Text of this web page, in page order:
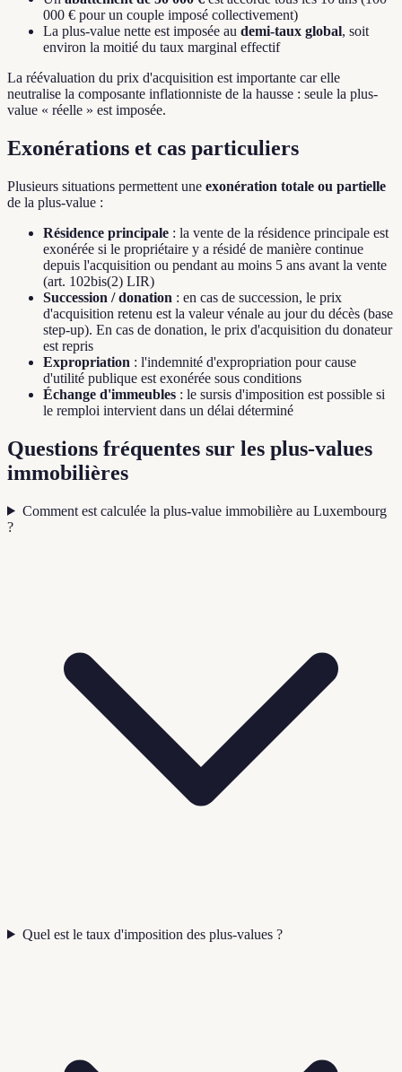
000 € pour un couple imposé collectivement)
La plus-value nette est imposée au demi-taux global, soit
environ la moitié du taux marginal effectif
La réévaluation du prix d'acquisition est importante car elle
neutralise la composante inflationniste de la hausse : seule la plus-
value « réelle » est imposée.
Exonérations et cas particuliers
Plusieurs situations permettent une exonération totale ou partielle
de la plus-value :
Résidence principale : la vente de la résidence principale est
exonérée si le propriétaire y a résidé de manière continue
depuis l'acquisition ou pendant au moins 5 ans avant la vente
(art. 102bis(2) LIR)
Succession / donation : en cas de succession, le prix
d'acquisition retenu est la valeur vénale au jour du décès (base
step-up). En cas de donation, le prix d'acquisition du donateur
est repris
Expropriation : l'indemnité d'expropriation pour cause
d'utilité publique est exonérée sous conditions
Échange d'immeubles : le sursis d'imposition est possible si
le remploi intervient dans un délai déterminé
Questions fréquentes sur les plus-values
immobilières
Comment est calculée la plus-value immobilière au Luxembourg
?
Quel est le taux d'imposition des plus-values ?